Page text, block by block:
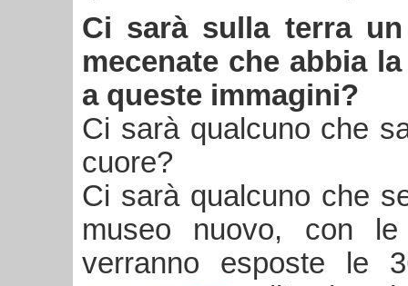
Ci sarà sulla terra
mecenate che abbia
a queste immagini?
Ci sarà qualcuno che
cuore?
Ci sarà qualcuno che
museo nuovo, con
verranno esposte le